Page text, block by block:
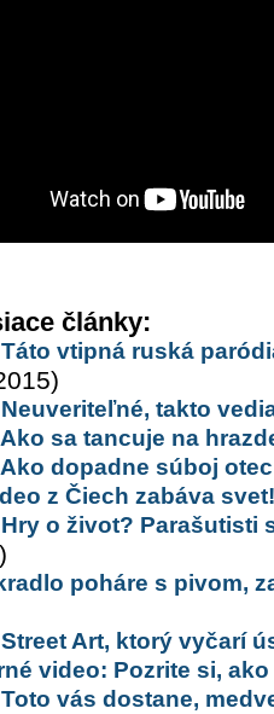
články:
vtipná ruská
takto
sa tancuje na
dopadne súboj
z Čiech zabáva svet!
o život? Parašutisti
poháre s pivom,
Art, ktorý vyčarí
video: Pozrite si,
vás dostane,